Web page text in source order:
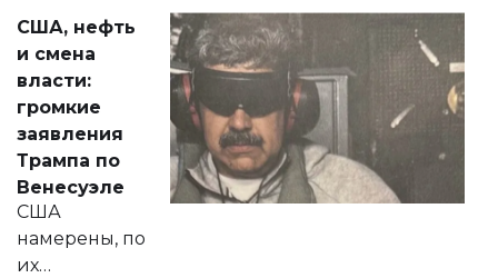
актуальных тем —
от слухов о
политических
реформах до
вопросов армии,
экономики и
личного здоровья.
США, нефть
и смена
власти:
громкие
заявления
Трампа по
Венесуэле
США
намерены, по
их